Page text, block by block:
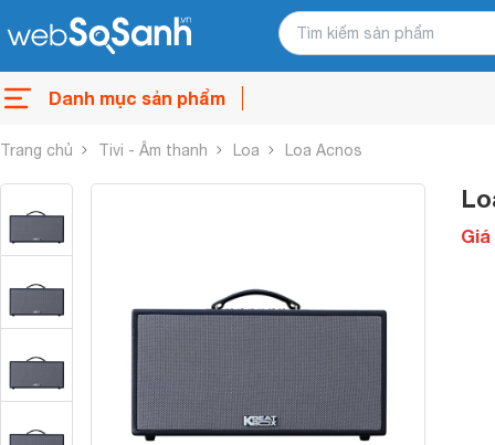
Danh mục sản phẩm
Trang chủ Tivi - Âm thanh Loa Loa Acnos
Giá